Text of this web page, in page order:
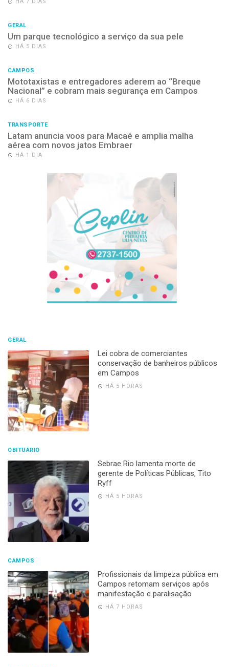
GERAL
Um parque tecnológico a serviço da sua pele
HÁ 5 DIAS
CAMPOS
Mototaxistas e entregadores aderem ao “Breque
Nacional” e cobram mais segurança em Campos
HÁ 6 DIAS
TRANSPORTE
Latam anuncia voos para Macaé e amplia malha
aérea com novos jatos Embraer
HÁ 1 DIA
GERAL
Lei cobra de comerciantes
conservação de banheiros públicos
em Campos
HÁ 5 HORAS
OBITUÁRIO
Sebrae Rio lamenta morte de
gerente de Políticas Públicas, Tito
Ryff
HÁ 5 HORAS
CAMPOS
Profissionais da limpeza pública em
Campos retomam serviços após
manifestação e paralisação
HÁ 7 HORAS